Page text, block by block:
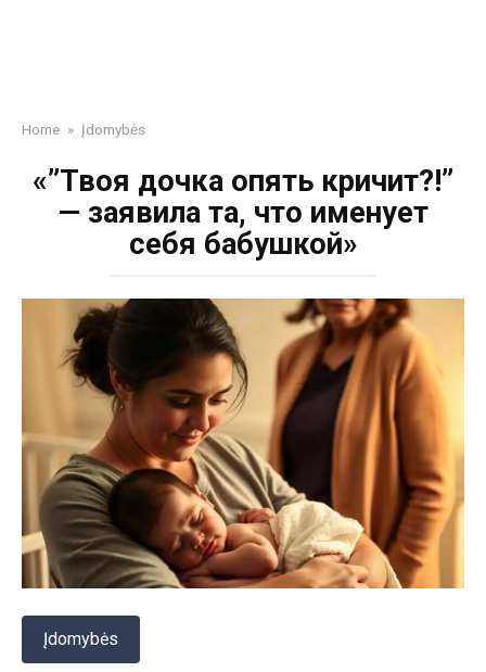
Home » Įdomybės
«”Твоя дочка опять кричит?!”
— заявила та, что именует
себя бабушкой»
Įdomybės